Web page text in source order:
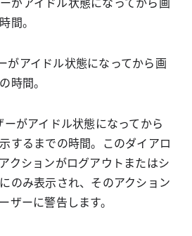
がアイドル状態になってから画
間。
がアイドル状態になってから画
時間。
がアイドル状態になってから
するまでの時間。このダイアロ
クションがログアウトまたはシ
のみ表示され、そのアクション
ザーに警告します。